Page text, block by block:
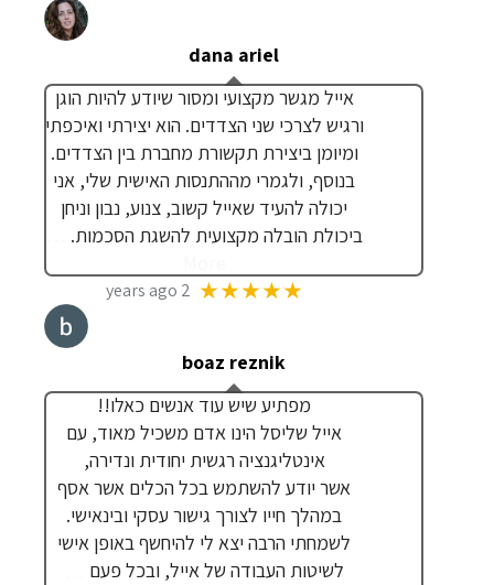
dana ariel
אייל מגשר מקצועי ומסור שיודע להיות הוגן
ורגיש לצרכי שני הצדדים. הוא יצירתי ואיכפתי
ומיומן ביצירת תקשורת מחברת בין הצדדים.
בנוסף, ולגמרי מההתנסות האישית שלי, אני
יכולה להעיד שאייל קשוב, צנוע, נבון וניחן
ביכולת הובלה מקצועית להשגת הסכמות.
★★★★★
2 years ago
boaz reznik
מפתיע שיש עוד אנשים כאלו!!
אייל שליסל הינו אדם משכיל מאוד, עם
אינטליגנציה רגשית יחודית ונדירה,
אשר יודע להשתמש בכל הכלים אשר אסף
במהלך חייו לצורך גישור עסקי ובינאישי.
לשמחתי הרבה יצא לי להיחשף באופן אישי
לשיטות העבודה של אייל, ובכל פעם